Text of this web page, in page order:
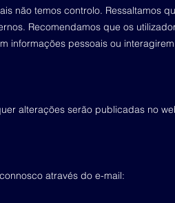
não temos controlo. Ressaltamos
Recomendamos que os
informações pessoais ou
alterações serão publicadas no
através do e-mail: